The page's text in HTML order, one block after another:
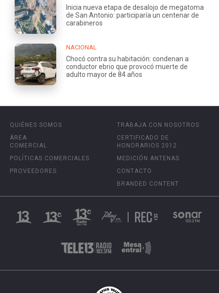
Inicia nueva etapa de desalojo de megatoma
de San Antonio: participaría un centenar de
carabineros
NACIONAL
Chocó contra su habitación: condenan a
conductor ebrio que provocó muerte de
adulto mayor de 84 años
QUIÉNES SOMOS
ÁREA
COMERCIAL
POLÍTICAS COMERCIALES
PROVEEDORES
TRABAJA CON NOSOTROS
CERTIFICADO DE
HONORARIOS 2012
MEDICIÓN ANTENAS
CONTACTO
BRANDED CONTENT